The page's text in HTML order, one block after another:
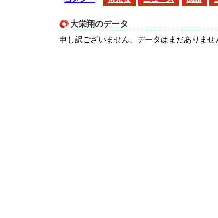
大栄翔のデータ
申し訳ございません、データはまだありませ